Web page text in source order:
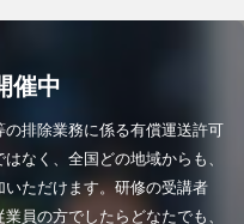
催中
排除業務に係る有償運送許可
なく、全国どの地域からも、
ただけます。研修の受講者
員の方でしたらどなたでも、